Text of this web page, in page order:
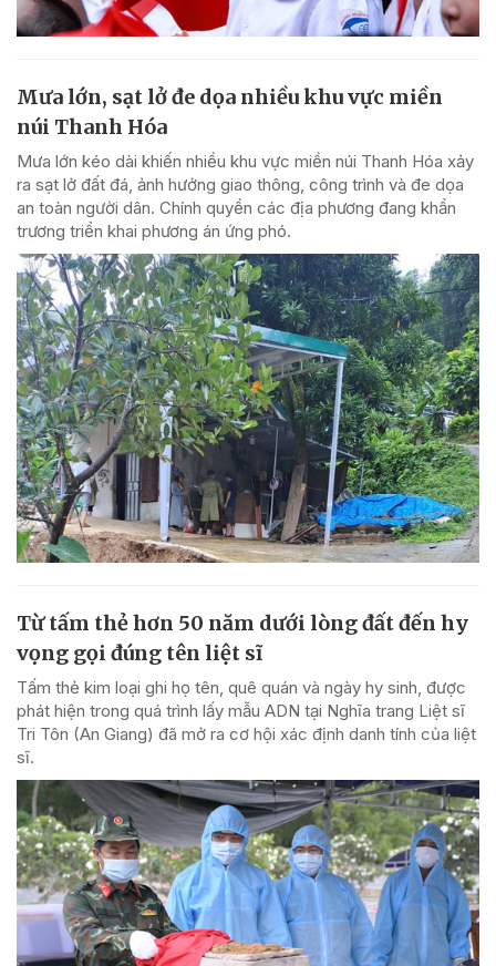
Mưa lớn, sạt lở đe dọa nhiều khu vực miền
núi Thanh Hóa
Mưa lớn kéo dài khiến nhiều khu vực miền núi Thanh Hóa xảy
ra sạt lở đất đá, ảnh hưởng giao thông, công trình và đe dọa
an toàn người dân. Chính quyền các địa phương đang khẩn
trương triển khai phương án ứng phó.
Từ tấm thẻ hơn 50 năm dưới lòng đất đến hy
vọng gọi đúng tên liệt sĩ
Tấm thẻ kim loại ghi họ tên, quê quán và ngày hy sinh, được
phát hiện trong quá trình lấy mẫu ADN tại Nghĩa trang Liệt sĩ
Tri Tôn (An Giang) đã mở ra cơ hội xác định danh tính của liệt
sĩ.